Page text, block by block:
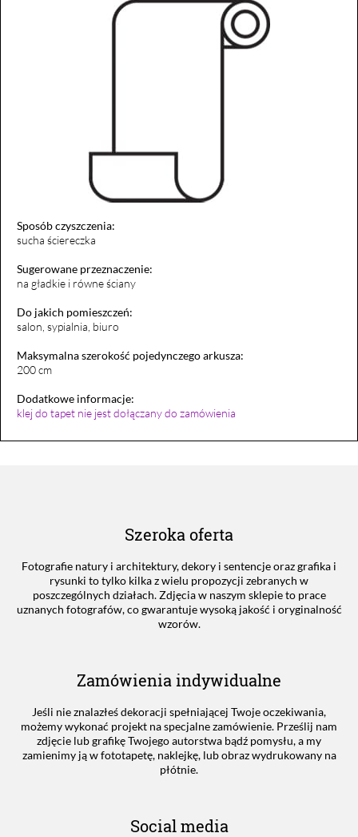
Sposób czyszczenia:
sucha ściereczka
Sugerowane przeznaczenie:
na gładkie i równe ściany
Do jakich pomieszczeń:
salon, sypialnia, biuro
Maksymalna szerokość pojedynczego arkusza:
200 cm
Dodatkowe informacje:
klej do tapet nie jest dołączany do zamówienia
Szeroka oferta
Fotografie natury i architektury, dekory i sentencje oraz grafika i
rysunki to tylko kilka z wielu propozycji zebranych w
poszczególnych działach. Zdjęcia w naszym sklepie to prace
uznanych fotografów, co gwarantuje wysoką jakość i oryginalność
wzorów.
Zamówienia indywidualne
Jeśli nie znalazłeś dekoracji spełniającej Twoje oczekiwania,
możemy wykonać projekt na specjalne zamówienie. Prześlij nam
zdjęcie lub grafikę Twojego autorstwa bądź pomysłu, a my
zamienimy ją w fototapetę, naklejkę, lub obraz wydrukowany na
płótnie.
Social media